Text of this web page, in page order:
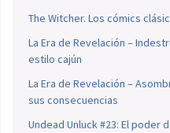
The Witcher. Los cómics
La Era de Revelación –
estilo cajún
La Era de Revelación –
sus consecuencias
Undead Unluck #23: El poder